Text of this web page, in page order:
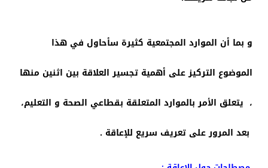
و بما أن الموارد المجتمعية كثيرة سأحاول في هذا
الموضوع التركيز على أهمية تجسير العلاقة بين اثنين منها
، يتعلق الأمر بالموارد المتعلقة بقطاعي الصحة و التعليم،
بعد المرور على تعريف سريع للإعاقة .